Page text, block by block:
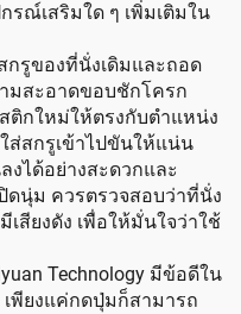
รณ์เสริมใด ๆ เพิ่มเติมใน
กรูของที่นั่งเดิมและถอด
มสะอาดขอบชักโครก
ติกใหม่ให้ตรงกับตำแหน่ง
ส่สกรูเข้าไปขันให้แน่น
งได้อย่างสะดวกและ
นุ่ม ควรตรวจสอบว่าที่นั่ง
สียงดัง เพื่อให้มั่นใจว่าใช้
Technology มีข้อดีใน
เพียงแค่กดปุ่มก็สามารถ